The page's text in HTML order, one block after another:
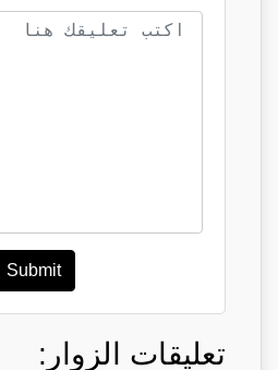
Submit
تعليقات الزوار: